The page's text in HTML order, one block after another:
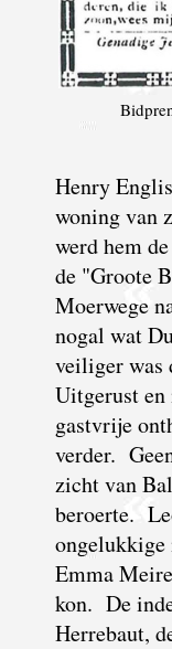
Henry
woning van
werd hem
de "Groote
Moerwege
nogal wat
veiliger was
Uitgerust en
gastvrije
verder.
zicht van
beroerte.
Emma
kon. De
Herrebaut,